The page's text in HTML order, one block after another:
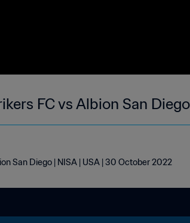
FC vs Albion San
San Diego | NISA | USA | 30 October 2022